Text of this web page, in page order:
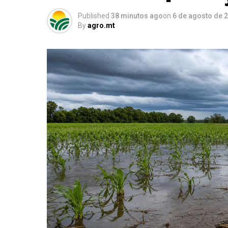
Published 38 minutos agoon 6 de agosto de
Byagro.mt